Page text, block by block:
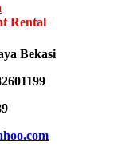
Rental
Bekasi